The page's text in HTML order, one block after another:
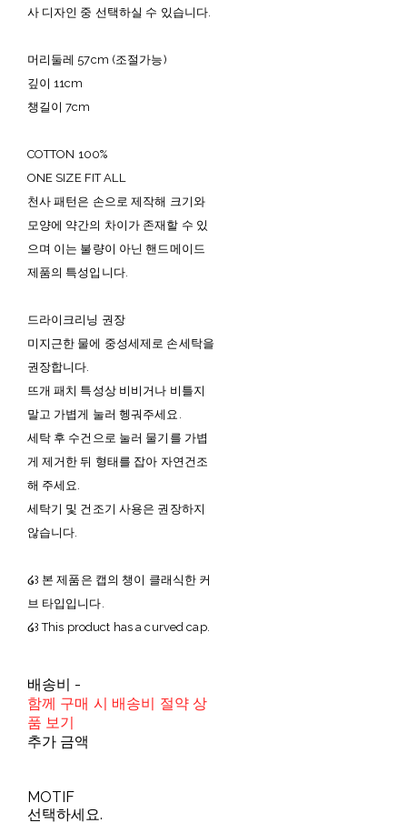
사 디자인 중 선택하실 수 있습니다.
머리둘레 57cm (조절가능)
깊이 11cm
챙길이 7cm
COTTON 100%
ONE SIZE FIT ALL
천사 패턴은 손으로 제작해 크기와
모양에 약간의 차이가 존재할 수 있
으며 이는 불량이 아닌 핸드메이드
제품의 특성입니다.
드라이크리닝 권장
미지근한 물에 중성세제로 손세탁을
권장합니다.
뜨개 패치 특성상 비비거나 비틀지
말고 가볍게 눌러 헹궈주세요.
세탁 후 수건으로 눌러 물기를 가볍
게 제거한 뒤 형태를 잡아 자연건조
해 주세요.
세탁기 및 건조기 사용은 권장하지
않습니다.
໒꒱ 본 제품은 캡의 챙이 클래식한 커
브 타입입니다.
໒꒱ This product has a curved cap.
배송비 -
함께 구매 시 배송비 절약 상
품 보기
추가 금액
MOTIF
선택하세요.